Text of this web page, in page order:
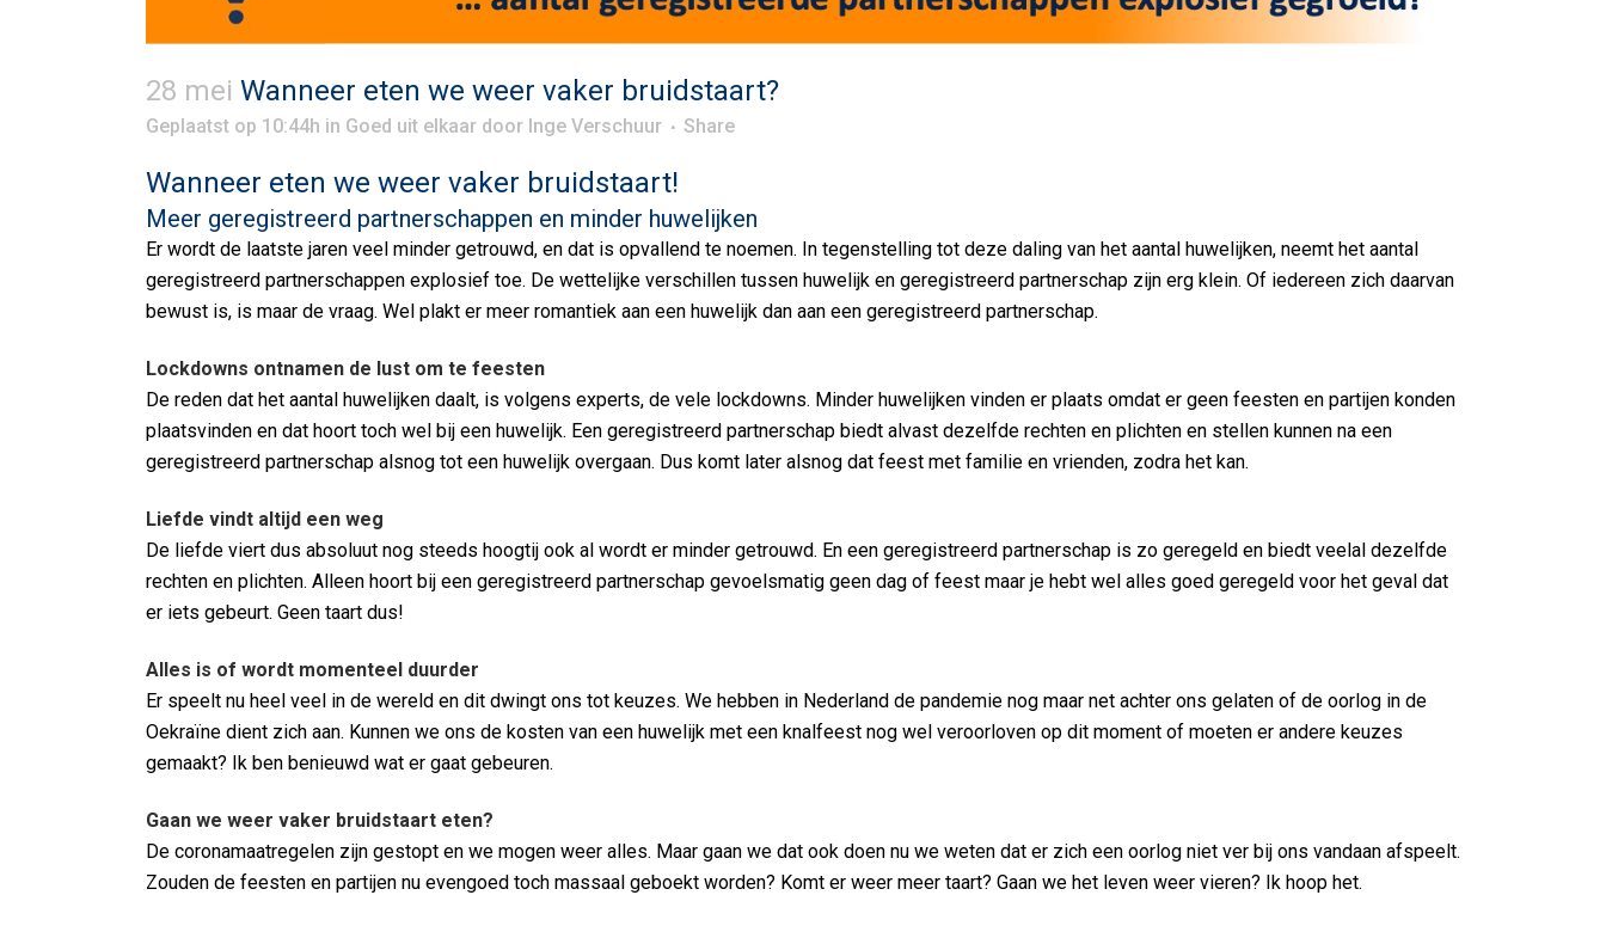
28 mei Wanneer eten we weer vaker bruidstaart?
Geplaatst op 10:44h in Goed uit elkaar door Inge Verschuur Share
Wanneer eten we weer vaker bruidstaart!
Meer geregistreerd partnerschappen en minder huwelijken
Er wordt de laatste jaren veel minder getrouwd, en dat is opvallend te noemen. In tegenstelling tot deze daling van het aantal huwelijken, neemt het aantal
geregistreerd partnerschappen explosief toe. De wettelijke verschillen tussen huwelijk en geregistreerd partnerschap zijn erg klein. Of iedereen zich daarvan
bewust is, is maar de vraag. Wel plakt er meer romantiek aan een huwelijk dan aan een geregistreerd partnerschap.
Lockdowns ontnamen de lust om te feesten
De reden dat het aantal huwelijken daalt, is volgens experts, de vele lockdowns. Minder huwelijken vinden er plaats omdat er geen feesten en partijen konden
plaatsvinden en dat hoort toch wel bij een huwelijk. Een geregistreerd partnerschap biedt alvast dezelfde rechten en plichten en stellen kunnen na een
geregistreerd partnerschap alsnog tot een huwelijk overgaan. Dus komt later alsnog dat feest met familie en vrienden, zodra het kan.
Liefde vindt altijd een weg
De liefde viert dus absoluut nog steeds hoogtij ook al wordt er minder getrouwd. En een geregistreerd partnerschap is zo geregeld en biedt veelal dezelfde
rechten en plichten. Alleen hoort bij een geregistreerd partnerschap gevoelsmatig geen dag of feest maar je hebt wel alles goed geregeld voor het geval dat
er iets gebeurt. Geen taart dus!
Alles is of wordt momenteel duurder
Er speelt nu heel veel in de wereld en dit dwingt ons tot keuzes. We hebben in Nederland de pandemie nog maar net achter ons gelaten of de oorlog in de
Oekraïne dient zich aan. Kunnen we ons de kosten van een huwelijk met een knalfeest nog wel veroorloven op dit moment of moeten er andere keuzes
gemaakt? Ik ben benieuwd wat er gaat gebeuren.
Gaan we weer vaker bruidstaart eten?
De coronamaatregelen zijn gestopt en we mogen weer alles. Maar gaan we dat ook doen nu we weten dat er zich een oorlog niet ver bij ons vandaan afspeelt.
Zouden de feesten en partijen nu evengoed toch massaal geboekt worden? Komt er weer meer taart? Gaan we het leven weer vieren? Ik hoop het.